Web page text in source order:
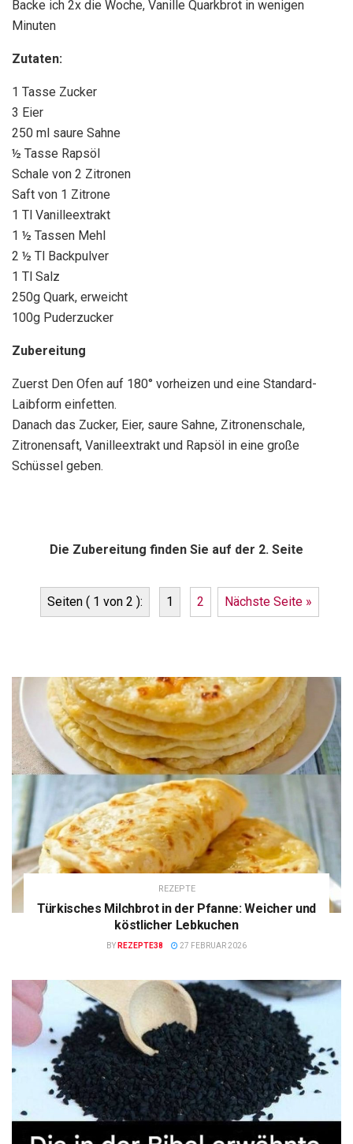
Backe ich 2x die Woche, Vanille Quarkbrot in wenigen
Minuten
Zutaten:
1 Tasse Zucker
3 Eier
250 ml saure Sahne
½ Tasse Rapsöl
Schale von 2 Zitronen
Saft von 1 Zitrone
1 Tl Vanilleextrakt
1 ½ Tassen Mehl
2 ½ Tl Backpulver
1 Tl Salz
250g Quark, erweicht
100g Puderzucker
Zubereitung
Zuerst Den Ofen auf 180° vorheizen und eine Standard-
Laibform einfetten.
Danach das Zucker, Eier, saure Sahne, Zitronenschale,
Zitronensaft, Vanilleextrakt und Rapsöl in eine große
Schüssel geben.
Die Zubereitung finden Sie auf der 2. Seite
Seiten ( 1 von 2 ): 1 2 Nächste Seite »
REZEPTE
Türkisches Milchbrot in der Pfanne: Weicher und
köstlicher Lebkuchen
BY REZEPTE38 27 FEBRUAR 2026